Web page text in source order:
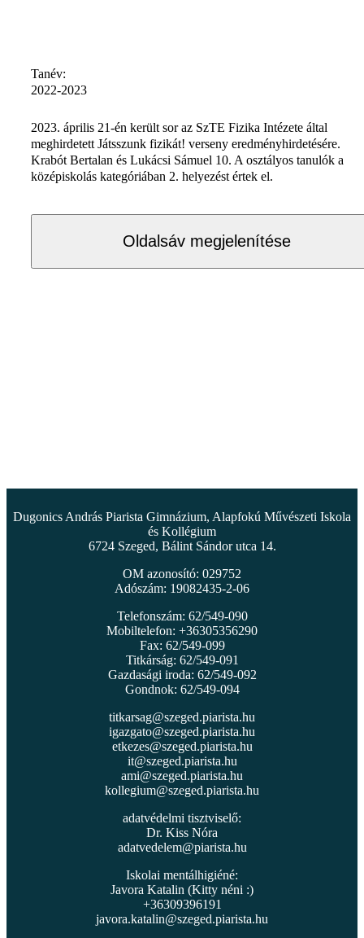
Tanév:
2022-2023
2023. április 21-én került sor az SzTE Fizika Intézete által
meghirdetett Játsszunk fizikát! verseny eredményhirdetésére.
Krabót Bertalan és Lukácsi Sámuel 10. A osztályos tanulók a
középiskolás kategóriában 2. helyezést értek el.
Oldalsáv megjelenítése
Dugonics András Piarista Gimnázium, Alapfokú Művészeti Iskola
és Kollégium
6724 Szeged, Bálint Sándor utca 14.
OM azonosító: 029752
Adószám: 19082435-2-06
Telefonszám: 62/549-090
Mobiltelefon: +36305356290
Fax: 62/549-099
Titkárság: 62/549-091
Gazdasági iroda: 62/549-092
Gondnok: 62/549-094
titkarsag@szeged.piarista.hu
igazgato@szeged.piarista.hu
etkezes@szeged.piarista.hu
it@szeged.piarista.hu
ami@szeged.piarista.hu
kollegium@szeged.piarista.hu
adatvédelmi tisztviselő:
Dr. Kiss Nóra
adatvedelem@piarista.hu
Iskolai mentálhigiéné:
Javora Katalin (Kitty néni :)
+36309396191
javora.katalin@szeged.piarista.hu